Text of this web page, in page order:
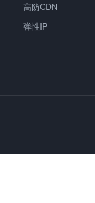
高防CDN
弹性IP